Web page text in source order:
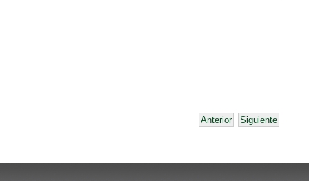
Anterior Siguiente